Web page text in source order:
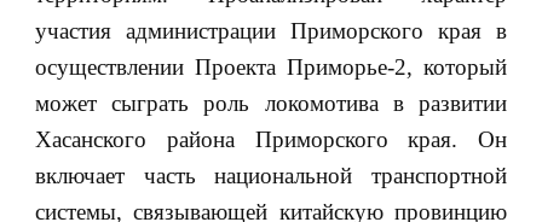
участия администрации Приморского края в
осуществлении Проекта Приморье-2, который
может сыграть роль локомотива в развитии
Хасанского района Приморского края. Он
включает часть национальной транспортной
системы, связывающей китайскую провинцию